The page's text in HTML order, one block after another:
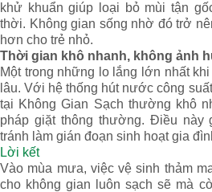
khử khuẩn giúp loại bỏ mùi tận
thời. Không gian sống nhờ đó trở
hơn cho trẻ nhỏ.
Thời gian khô nhanh, không ảnh
Một trong những lo lắng lớn nhất
lâu. Với hệ thống hút nước công
tại Không Gian Sạch thường khô
pháp giặt thông thường. Điều này
tránh làm gián đoạn sinh hoạt gia
Lời kết
Vào mùa mưa, việc vệ sinh thảm
cho không gian luôn sạch sẽ mà